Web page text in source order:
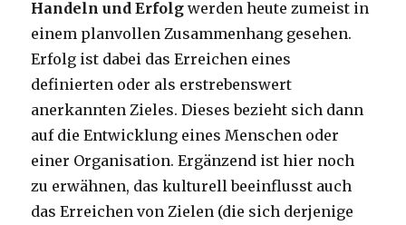
Handeln und Erfolg werden heute zumeist in
einem planvollen Zusammenhang gesehen.
Erfolg ist dabei das Erreichen eines
definierten oder als erstrebenswert
anerkannten Zieles. Dieses bezieht sich dann
auf die Entwicklung eines Menschen oder
einer Organisation. Ergänzend ist hier noch
zu erwähnen, das kulturell beeinflusst auch
das Erreichen von Zielen (die sich derjenige